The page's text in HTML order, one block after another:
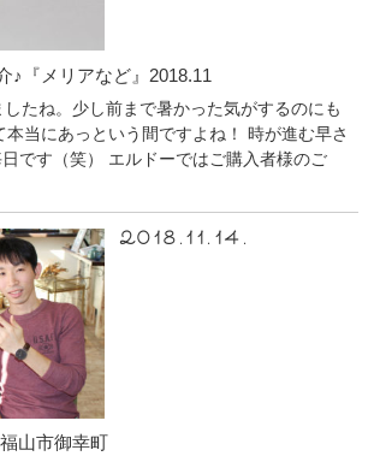
♪『メリアなど』2018.11
たね。少し前まで暑かった気がするのにも
本当にあっという間ですよね！ 時が進む早さ
です（笑） エルドーではご購入者様のご
2018.11.14.
山市御幸町